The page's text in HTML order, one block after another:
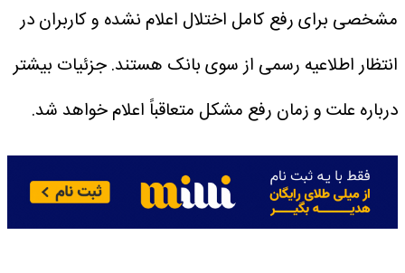
مشخصی برای رفع کامل اختلال اعلام نشده و کاربران در
انتظار اطلاعیه رسمی از سوی بانک هستند.جزئیات بیشتر
درباره علت و زمان رفع مشکل متعاقباً اعلام خواهد شد.